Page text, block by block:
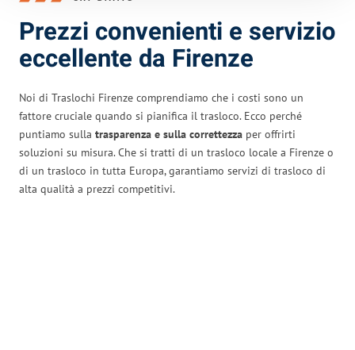
Prezzi convenienti e servizio
eccellente da Firenze
Noi di Traslochi Firenze comprendiamo che i costi sono un
fattore cruciale quando si pianifica il trasloco. Ecco perché
puntiamo sulla trasparenza e sulla correttezza per offrirti
soluzioni su misura. Che si tratti di un trasloco locale a Firenze o
di un trasloco in tutta Europa, garantiamo servizi di trasloco di
alta qualità a prezzi competitivi.